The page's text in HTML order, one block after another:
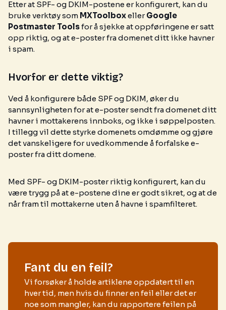
Etter at SPF- og DKIM-postene er konfigurert, kan du
bruke verktøy som MXToolboxellerGoogle
Postmaster Toolsfor å sjekke at oppføringene er satt
opp riktig, og at e-poster fra domenet ditt ikke havner
i spam.
Hvorfor er dette viktig?
Ved å konfigurere både SPF og DKIM, øker du
sannsynligheten for at e-poster sendt fra domenet ditt
havner i mottakerens innboks, og ikke i søppelposten.
I tillegg vil dette styrke domenets omdømme og gjøre
det vanskeligere for uvedkommende å forfalske e-
poster fra ditt domene.
Med SPF- og DKIM-poster riktig konfigurert, kan du
være trygg på at e-postene dine er godt sikret, og at de
når fram til mottakerne uten å havne i spamfilteret.
Fant du en feil?
Vi forsøker å holde artiklene oppdatert til en
hver tid, men hvis du finner en feil eller det er
noe som mangler, kan du rapportere feilen på